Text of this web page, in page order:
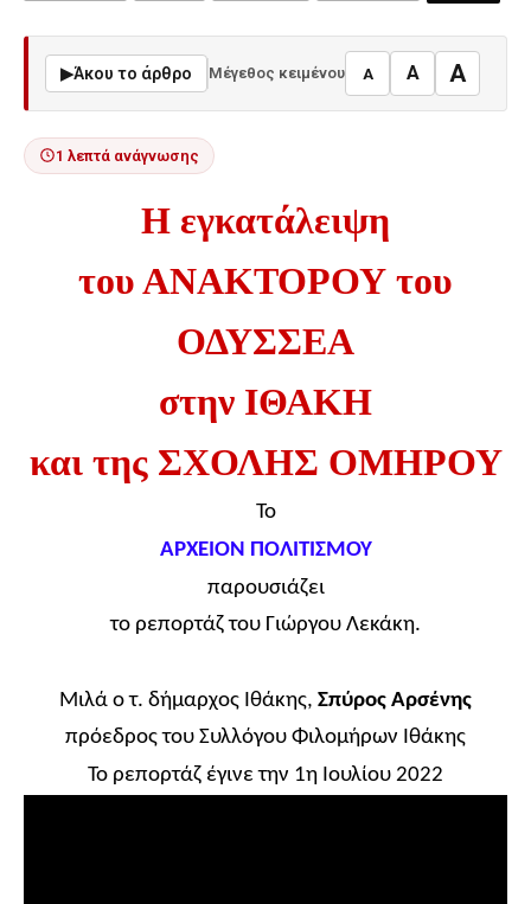
▶Άκου το άρθρο Μέγεθος κειμένου A A A
1 λεπτά ανάγνωσης
Η εγκατάλειψη
του ΑΝΑΚΤΟΡΟΥ του
ΟΔΥΣΣΕΑ
στην ΙΘΑΚΗ
και της ΣΧΟΛΗΣ ΟΜΗΡΟΥ
Το
ΑΡΧΕΙΟΝ ΠΟΛΙΤΙΣΜΟΥ
παρουσιάζει
το ρεπορτάζ του Γιώργου Λεκάκη.
Μιλά ο τ. δήμαρχος Ιθάκης, Σπύρος Αρσένης
πρόεδρος του Συλλόγου Φιλομήρων Ιθάκης
Το ρεπορτάζ έγινε την 1η Ιουλίου 2022